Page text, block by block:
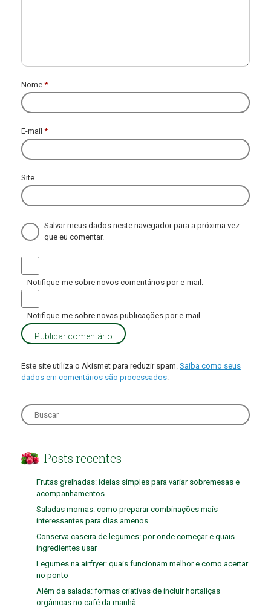
Nome *
E-mail *
Site
Salvar meus dados neste navegador para a próxima vez
que eu comentar.
Notifique-me sobre novos comentários por e-mail.
Notifique-me sobre novas publicações por e-mail.
Este site utiliza o Akismet para reduzir spam. Saiba como seus
dados em comentários são processados.
Search
for:
Posts recentes
Frutas grelhadas: ideias simples para variar sobremesas e
acompanhamentos
Saladas mornas: como preparar combinações mais
interessantes para dias amenos
Conserva caseira de legumes: por onde começar e quais
ingredientes usar
Legumes na airfryer: quais funcionam melhor e como acertar
no ponto
Além da salada: formas criativas de incluir hortaliças
orgânicas no café da manhã